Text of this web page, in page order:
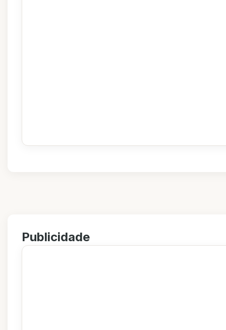
Publicidade